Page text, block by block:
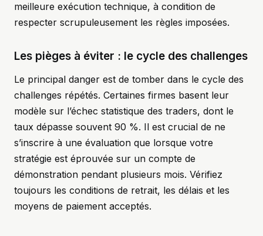
meilleure exécution technique, à condition de
respecter scrupuleusement les règles imposées.
Les pièges à éviter : le cycle des challenges
Le principal danger est de tomber dans le cycle des
challenges répétés. Certaines firmes basent leur
modèle sur l’échec statistique des traders, dont le
taux dépasse souvent 90 %. Il est crucial de ne
s’inscrire à une évaluation que lorsque votre
stratégie est éprouvée sur un compte de
démonstration pendant plusieurs mois. Vérifiez
toujours les conditions de retrait, les délais et les
moyens de paiement acceptés.